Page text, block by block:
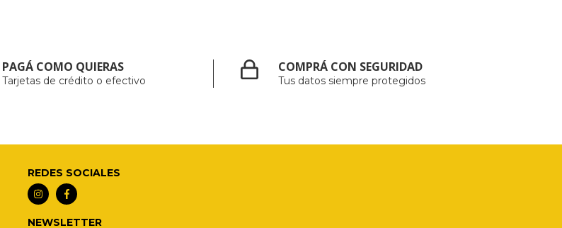
PAGÁ COMO QUIERAS
Tarjetas de crédito o efectivo
COMPRÁ CON SEGURIDAD
Tus datos siempre protegidos
REDES SOCIALES
NEWSLETTER